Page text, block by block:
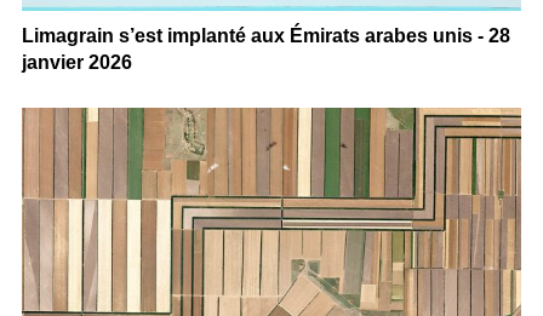
Limagrain s’est implanté aux Émirats arabes unis - 28
janvier 2026